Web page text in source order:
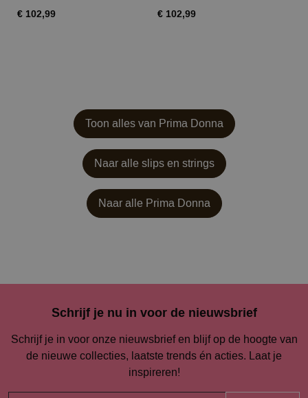
€ 102,99 € 102,99
Toon alles van Prima Donna
Naar alle slips en strings
Naar alle Prima Donna
Schrijf je nu in voor de nieuwsbrief
Schrijf je in voor onze nieuwsbrief en blijf op de hoogte van
de nieuwe collecties, laatste trends én acties. Laat je
inspireren!